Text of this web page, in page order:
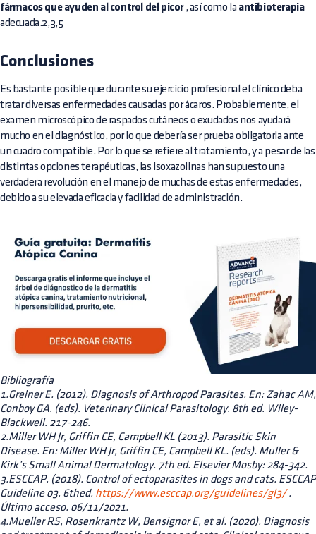
fármacos que ayuden al control del picor, así como la antibioterapia
adecuada.2,3,5
Conclusiones
Es bastante posible que durante su ejercicio profesional el clínico deba
tratar diversas enfermedades causadas por ácaros. Probablemente, el
examen microscópico de raspados cutáneos o exudados nos ayudará
mucho en el diagnóstico, por lo que debería ser prueba obligatoria ante
un cuadro compatible. Por lo que se refiere al tratamiento, y a pesar de las
distintas opciones terapéuticas, las isoxazolinas han supuesto una
verdadera revolución en el manejo de muchas de estas enfermedades,
debido a su elevada eficacia y facilidad de administración.
Bibliografía
1.Greiner E. (2012). Diagnosis of Arthropod Parasites. En: Zahac AM,
Conboy GA. (eds). Veterinary Clinical Parasitology. 8th ed. Wiley-
Blackwell. 217-246.
2.Miller WH Jr, Griffin CE, Campbell KL (2013). Parasitic Skin
Disease. En: Miller WH Jr, Griffin CE, Campbell KL. (eds). Muller &
Kirk’s Small Animal Dermatology. 7th ed. Elsevier Mosby: 284-342.
3.ESCCAP. (2018). Control of ectoparasites in dogs and cats. ESCCAP
Guideline 03. 6thed. https://www.esccap.org/guidelines/gl3/.
Último acceso. 06/11/2021.
4.Mueller RS, Rosenkrantz W, Bensignor E, et al. (2020). Diagnosis